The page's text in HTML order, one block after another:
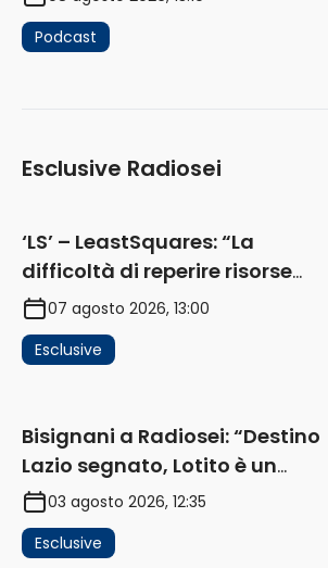
Podcast
Esclusive Radiosei
‘LS’ – LeastSquares: “La
difficoltà di reperire risorse
impatta sul mercato. Senza
investimenti non arrivano i
ricavi” (AUDIO)
07 agosto 2026, 13:00
Esclusive
Bisignani a Radiosei: “Destino
Lazio segnato, Lotito è un
problema, la chiave sono
Flaminio e politica. La protesta
e gli interessi dei fondi”
03 agosto 2026, 12:35
Esclusive